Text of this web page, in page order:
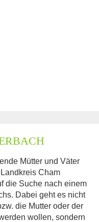
Mütter und Väter
Cham
die Suche nach einem
Dabei geht es nicht
die Mutter oder der
wollen, sondern